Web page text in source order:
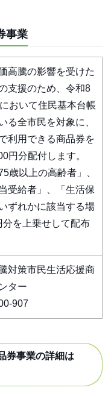
事業
高騰の影響を受けた
支援のため、令和8
おいて住民基本台帳
る全市民を対象に、
利用できる商品券を
円分配付します。
歳以上の高齢者」、
受給者」、「生活保
ずれかに該当する場
を上乗せして配布
対策市民生活応援商
ター
907
券事業の詳細は